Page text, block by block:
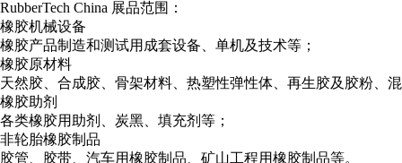
RubberTech China 展品范围：
橡胶机械设备
橡胶产品制造和测试用成套设备、单机及技术等；
橡胶原材料
天然胶、合成胶、骨架材料、热塑性弹性体、再生胶及胶粉、
橡胶助剂
各类橡胶用助剂、炭黑、填充剂等；
非轮胎橡胶制品
胶管、胶带、汽车用橡胶制品、矿山工程用橡胶制品等。